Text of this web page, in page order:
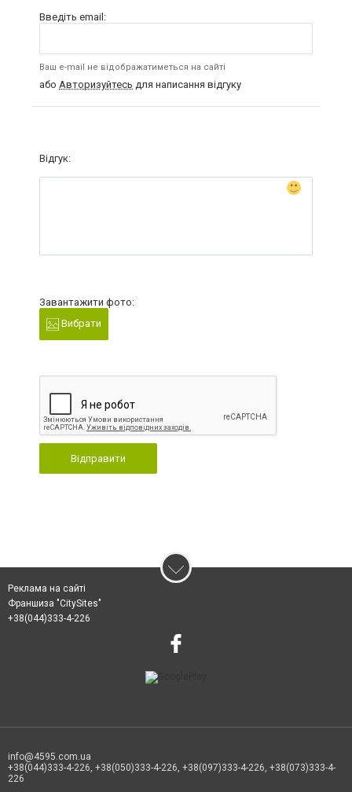
Введіть email:
Ваш e-mail не відображатиметься на сайті
або Авторизуйтесь для написання відгуку
Відгук:
Завантажити фото:
Вибрати
Відправити
Реклама на сайті
Франшиза "CitySites"
+38(044)333-4-226
info@4595.com.ua
+38(044)333-4-226, +38(050)333-4-226, +38(097)333-4-226, +38(073)333-4-
226